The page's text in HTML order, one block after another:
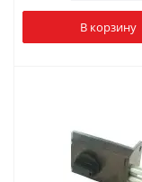
В корзину